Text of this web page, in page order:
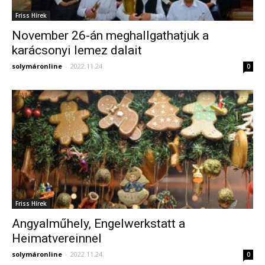
Friss Hírek
November 26-án meghallgathatjuk a
karácsonyi lemez dalait
solymáronline - 2022.11.24. 0
Friss Hírek
Angyalműhely, Engelwerkstatt a
Heimatvereinnel
solymáronline - 2022.11.24. 0